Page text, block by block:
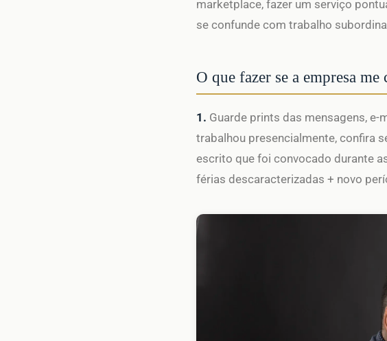
marketplace, fazer um serviço
se confunde com trabalho
O que fazer se a empresa me
1. Guarde prints das mensagens,
trabalhou presencialmente, confira
escrito que foi convocado durante
férias descaracterizadas + novo